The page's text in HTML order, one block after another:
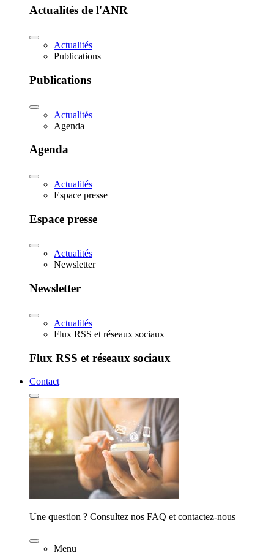
Actualités de l'ANR
Actualités
Publications
Publications
Actualités
Agenda
Agenda
Actualités
Espace presse
Espace presse
Actualités
Newsletter
Newsletter
Actualités
Flux RSS et réseaux sociaux
Flux RSS et réseaux sociaux
Contact
Une question ? Consultez nos FAQ et contactez-nous
Menu